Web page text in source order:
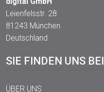
Leienfelsstr. 28
81243 München
Deutschland
SIE FINDEN UNS BEI
ÜBER UNS